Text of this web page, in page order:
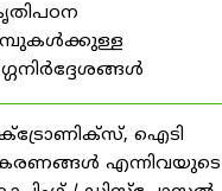
ഐടി
എന്നിവയുടെ